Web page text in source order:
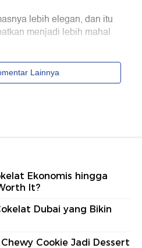
Ekonomis hingga
It?
Dubai yang Bikin
Cookie Jadi Dessert